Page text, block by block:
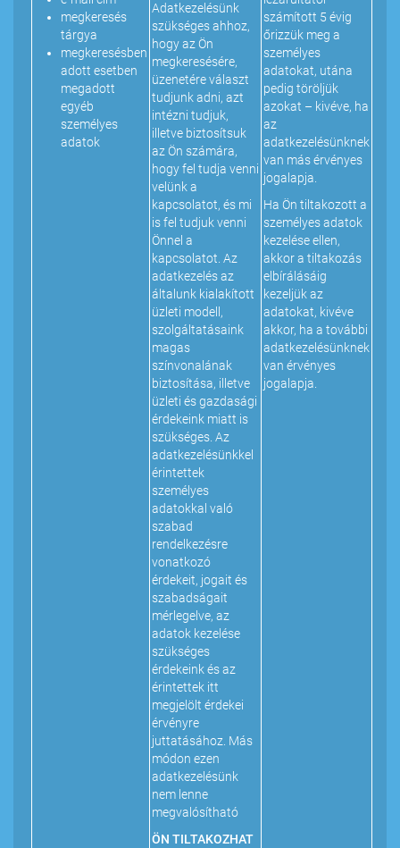
megkeresés
tárgya
megkeresésben
adott esetben
megadott
egyéb
személyes
adatok
Adatkezelésünk
szükséges ahhoz,
hogy az Ön
megkeresésére,
üzenetére választ
tudjunk adni, azt
intézni tudjuk,
illetve biztosítsuk
az Ön számára,
hogy fel tudja venni
velünk a
kapcsolatot, és mi
is fel tudjuk venni
Önnel a
kapcsolatot. Az
adatkezelés az
általunk kialakított
üzleti modell,
szolgáltatásaink
magas
színvonalának
biztosítása, illetve
üzleti és gazdasági
érdekeink miatt is
szükséges. Az
adatkezelésünkkel
érintettek
személyes
adatokkal való
szabad
rendelkezésre
vonatkozó
érdekeit, jogait és
szabadságait
mérlegelve, az
adatok kezelése
szükséges
érdekeink és az
érintettek itt
megjelölt érdekei
érvényre
juttatásához. Más
módon ezen
adatkezelésünk
nem lenne
megvalósítható
ÖN TILTAKOZHAT
számított 5 évig
őrizzük meg a
személyes
adatokat, utána
pedig töröljük
azokat – kivéve, ha
az
adatkezelésünknek
van más érvényes
jogalapja.
Ha Ön tiltakozott a
személyes adatok
kezelése ellen,
akkor a tiltakozás
elbírálásáig
kezeljük az
adatokat, kivéve
akkor, ha a további
adatkezelésünknek
van érvényes
jogalapja.